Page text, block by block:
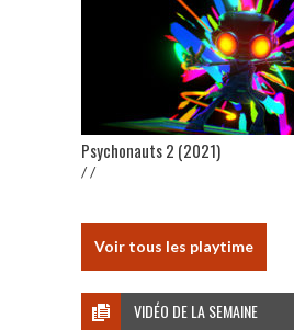
Psychonauts 2 (2021)
/ /
Voir tous les playtime
VIDÉO DE LA SEMAINE